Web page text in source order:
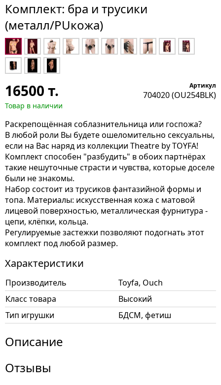
Комплект: бра и трусики
(металл/PUкожа)
16500 т.
Товар в наличии
Артикул
704020 (OU254BLK)
Раскрепощённая соблазнительница или госпожа?
В любой роли Вы будете ошеломительно сексуальны,
если на Вас наряд из коллекции Theatre by TOYFA!
Комплект способен "разбудить" в обоих партнёрах
такие нешуточные страсти и чувства, которые доселе
были не знакомы.
Набор состоит из трусиков фантазийной формы и
топа. Материалы: искусственная кожа с матовой
лицевой поверхностью, металлическая фурнитура -
цепи, клёпки, кольца.
Регулируемые застежки позволяют подогнать этот
комплект под любой размер.
Характеристики
Производитель
Toyfa, Ouch
Класс товара
Высокий
Тип игрушки
БДСМ, фетиш
Описание
Отзывы